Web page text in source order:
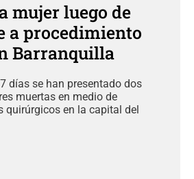
mujer luego de
a procedimiento
Barranquilla
días se han presentado dos
muertas en medio de
quirúrgicos en la capital del